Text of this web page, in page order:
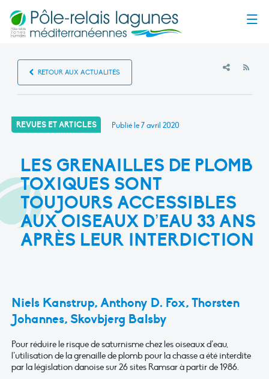
RETOUR AUX ACTUALITÉS
REVUES ET ARTICLES Publié le7 avril 2020
LES GRENAILLES DE PLOMB
TOXIQUES SONT
TOUJOURS ACCESSIBLES
AUX OISEAUX D’EAU 33 ANS
APRÈS LEUR INTERDICTION
Niels Kanstrup, Anthony D. Fox, Thorsten
Johannes, Skovbjerg Balsby
Pour réduire le risque de saturnisme chez les oiseaux d’eau,
l’utilisation de la grenaille de plomb pour la chasse a été interdite
par la législation danoise sur 26 sites Ramsar à partir de 1986.